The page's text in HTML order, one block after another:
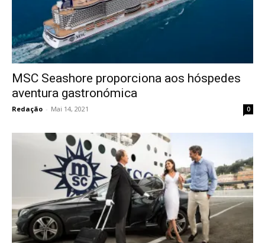
MSC Seashore proporciona aos hóspedes
aventura gastronómica
Redação - Mai 14, 2021 0